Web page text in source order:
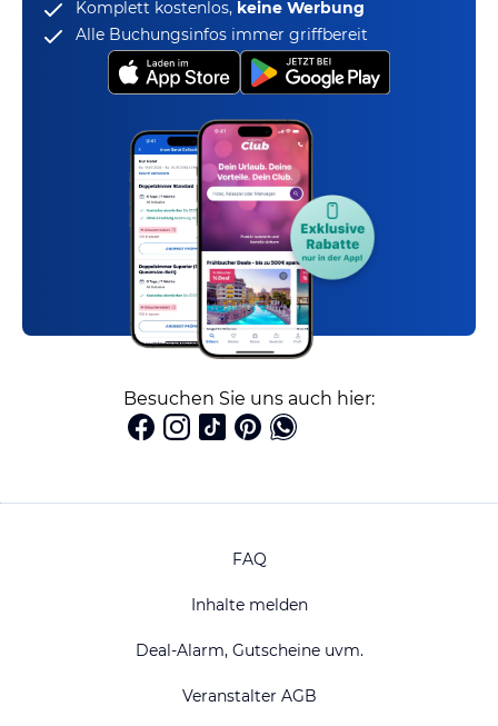
Komplett kostenlos, keine Werbung
Alle Buchungsinfos immer griffbereit
Besuchen Sie uns auch hier:
FAQ
Inhalte melden
Deal-Alarm, Gutscheine uvm.
Veranstalter AGB